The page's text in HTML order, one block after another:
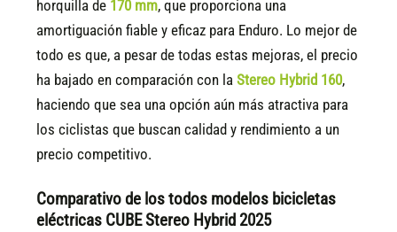
horquilla de 170 mm, que proporciona una
amortiguación fiable y eficaz para Enduro. Lo mejor de
todo es que, a pesar de todas estas mejoras, el precio
ha bajado en comparación con laStereo Hybrid 160,
haciendo que sea una opción aún más atractiva para
los ciclistas que buscan calidad y rendimiento a un
precio competitivo.
Comparativo de los todos modelos bicicletas
eléctricas CUBE Stereo Hybrid 2025